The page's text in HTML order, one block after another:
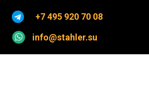
+7 495 920 70 08
info@stahler.su